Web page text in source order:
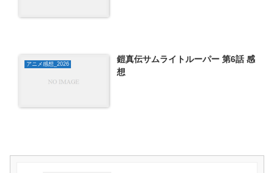
アニメ感想_2026
鎧真伝サムライトルーパー 第6話 感
想